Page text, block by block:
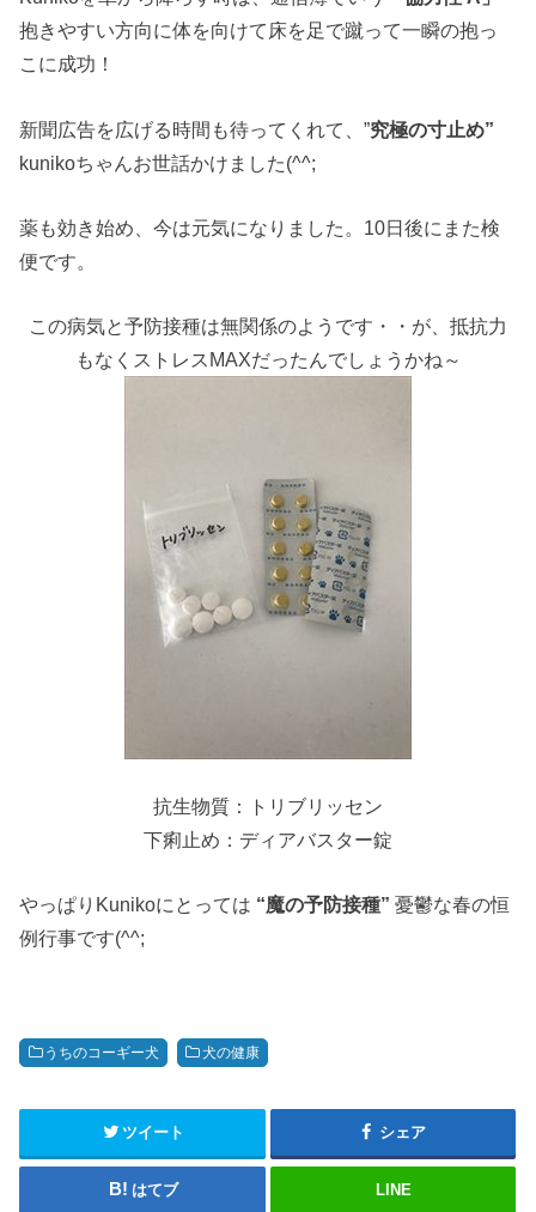
抱きやすい方向に体を向けて床を足で蹴って一瞬の抱っ
こに成功！
新聞広告を広げる時間も待ってくれて、”究極の寸止め”
kunikoちゃんお世話かけました(^^;
薬も効き始め、今は元気になりました。10日後にまた検
便です。
この病気と予防接種は無関係のようです・・が、抵抗力
もなくストレスMAXだったんでしょうかね～
抗生物質：トリブリッセン
下痢止め：ディアバスター錠
やっぱりKunikoにとっては “魔の予防接種”憂鬱な春の恒
例行事です(^^;
うちのコーギー犬 犬の健康
ツイート シェア
はてブ LINE